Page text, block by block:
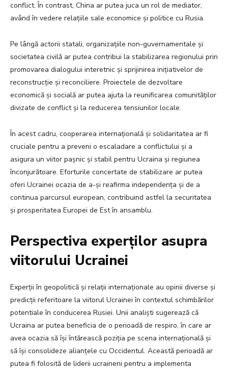
conflict. În contrast, China ar putea juca un rol de mediator,
având în vedere relațiile sale economice și politice cu Rusia.
Pe lângă actorii statali, organizațiile non-guvernamentale și
societatea civilă ar putea contribui la stabilizarea regionului prin
promovarea dialogului interetnic și sprijinirea inițiativelor de
reconstrucție și reconciliere. Proiectele de dezvoltare
economică și socială ar putea ajuta la reunificarea comunităților
divizate de conflict și la reducerea tensiunilor locale.
În acest cadru, cooperarea internațională și solidaritatea ar fi
cruciale pentru a preveni o escaladare a conflictului și a
asigura un viitor pașnic și stabil pentru Ucraina și regiunea
înconjurătoare. Eforturile concertate de stabilizare ar putea
oferi Ucrainei ocazia de a-și reafirma independența și de a
continua parcursul european, contribuind astfel la securitatea
și prosperitatea Europei de Est în ansamblu.
Perspectiva experților asupra
viitorului Ucrainei
Experții în geopolitică și relații internaționale au opinii diverse și
predicții referitoare la viitorul Ucrainei în contextul schimbărilor
potentiale în conducerea Rusiei. Unii analiști sugerează că
Ucraina ar putea beneficia de o perioadă de respiro, în care ar
avea ocazia să își întărească poziția pe scena internațională și
să își consolideze alianțele cu Occidentul. Această perioadă ar
putea fi folosită de liderii ucraineni pentru a implementa